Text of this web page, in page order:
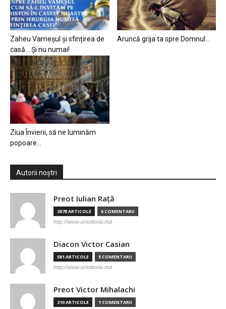
Zaheu Vameșul și sfințirea de
casă… Și nu numai!
Aruncă grija ta spre Domnul…
Ziua Învierii, să ne luminăm
popoare…
Autorii noștri
Preot Iulian Raţă
3878 ARTICOLE 6 COMENTARII
http://www.ortodoxia.md
Diacon Victor Casian
581 ARTICOLE 5 COMENTARII
http://www.ortodoxia.md
Preot Victor Mihalachi
210 ARTICOLE 1 COMENTARII